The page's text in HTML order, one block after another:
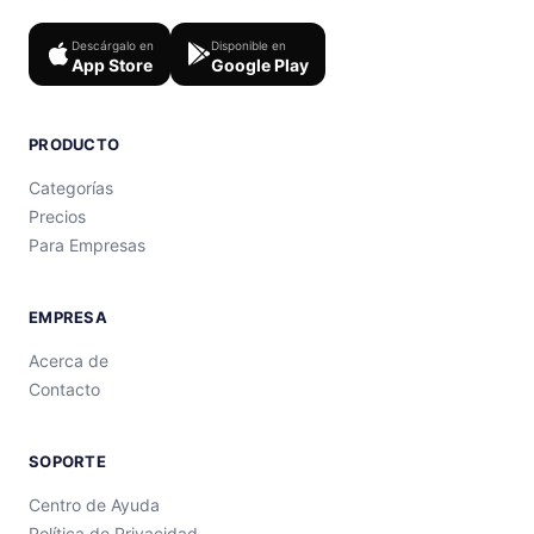
Descárgalo en
App Store
Disponible en
Google Play
PRODUCTO
Categorías
Precios
Para Empresas
EMPRESA
Acerca de
Contacto
SOPORTE
Centro de Ayuda